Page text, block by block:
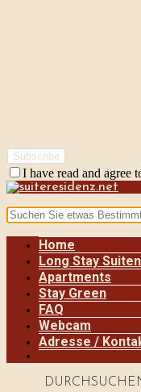
I have read and agree
Home
Long Stay Suiten
Apartments
Stay Green
FAQ
Webcam
Adresse /